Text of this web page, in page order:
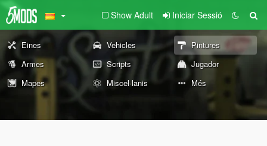
Show Adult Iniciar Sessió
Eines Vehicles
Pintures
Armes
Scripts
Jugador
Mapes
Miscel·lanis Més